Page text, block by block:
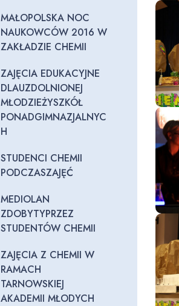
MAŁOPOLSKA NOC
NAUKOWCÓW 2016 W
ZAKŁADZIE CHEMII
ZAJĘCIA EDUKACYJNE
DLAUZDOLNIONEJ
MŁODZIEŻYSZKÓŁ
PONADGIMNAZJALNYC
H
STUDENCI CHEMII
PODCZASZAJĘĆ
MEDIOLAN
ZDOBYTYPRZEZ
STUDENTÓW CHEMII
ZAJĘCIA Z CHEMII W
RAMACH
TARNOWSKIEJ
AKADEMII MŁODYCH